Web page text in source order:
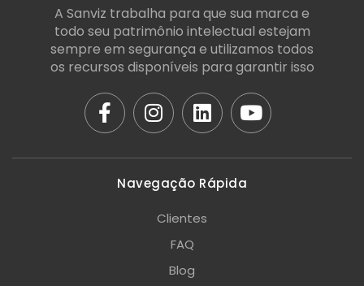
A Sanviz trabalha para que sua marca e
todo seu patrimônio intelectual estejam
sempre em segurança e utilizamos todos
os recursos disponíveis para garantir isso
Navegação Rápida
Clientes
FAQ
Blog